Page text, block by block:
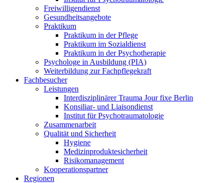
Freiwilligendienst
Gesundheitsangebote
Praktikum
Praktikum in der Pflege
Praktikum im Sozialdienst
Praktikum in der Psychotherapie
Psychologe in Ausbildung (PIA)
Weiterbildung zur Fachpflegekraft
Fachbesucher
Leistungen
Interdisziplinärer Trauma Jour fixe Berlin
Konsiliar- und Liaisondienst
Institut für Psychotraumatologie
Zusammenarbeit
Qualität und Sicherheit
Hygiene
Medizinproduktesicherheit
Risikomanagement
Kooperationspartner
Regionen